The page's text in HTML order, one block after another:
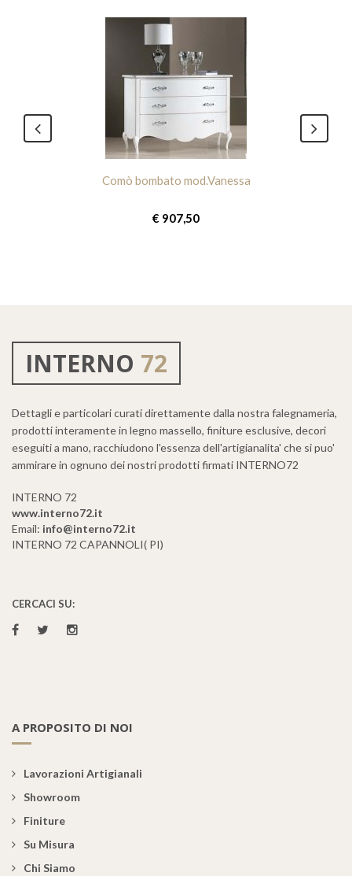
Comò bombato mod.Vanessa
€ 907,50
INTERNO 72
Dettagli e particolari curati direttamente dalla nostra falegnameria,
prodotti interamente in legno massello, finiture esclusive, decori
eseguiti a mano, racchiudono l'essenza dell'artigianalita' che si puo'
ammirare in ognuno dei nostri prodotti firmati INTERNO72
INTERNO 72
www.interno72.it
Email: info@interno72.it
INTERNO 72 CAPANNOLI( PI)
CERCACI SU:
A PROPOSITO DI NOI
Lavorazioni Artigianali
Showroom
Finiture
Su Misura
Chi Siamo